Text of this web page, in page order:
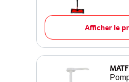
Afficher le